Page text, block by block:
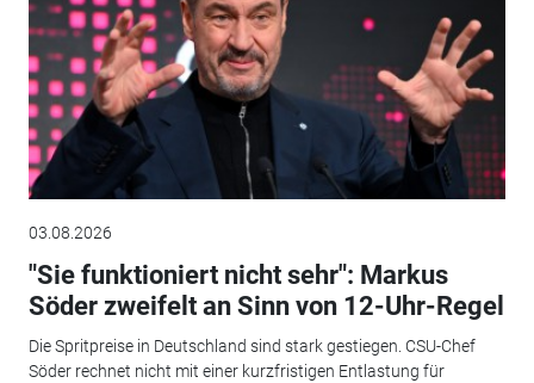
03.08.2026
"Sie funktioniert nicht sehr": Markus
Söder zweifelt an Sinn von 12-Uhr-Regel
Die Spritpreise in Deutschland sind stark gestiegen. CSU-Chef
Söder rechnet nicht mit einer kurzfristigen Entlastung für